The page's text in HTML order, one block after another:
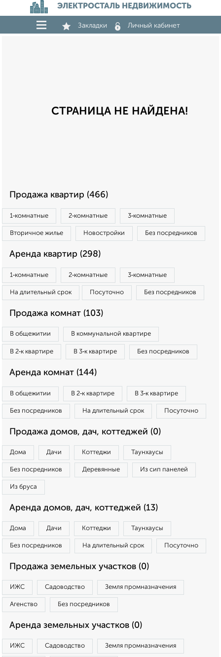
ЭЛЕКТРОСТАЛЬ НЕДВИЖИМОСТЬ
Закладки Личный кабинет
СТРАНИЦА НЕ НАЙДЕНА!
Продажа квартир (466)
1‑комнатные 2‑комнатные 3‑комнатные
Вторичное жилье Новостройки Без посредников
Аренда квартир (298)
1‑комнатные 2‑комнатные 3‑комнатные
На длительный срок Посуточно Без посредников
Продажа комнат (103)
В общежитии В коммунальной квартире
В 2‑к квартире В 3‑к квартире Без посредников
Аренда комнат (144)
В общежитии В 2‑к квартире В 3‑к квартире
Без посредников На длительный срок Посуточно
Продажа домов, дач, коттеджей (0)
Дома Дачи Коттеджи Таунхаусы
Без посредников Деревянные Из сип панелей
Из бруса
Аренда домов, дач, коттеджей (13)
Дома Дачи Коттеджи Таунхаусы
Без посредников На длительный срок Посуточно
Продажа земельных участков (0)
ИЖС Садоводство Земля промназначения
Агенство Без посредников
Аренда земельных участков (0)
ИЖС Садоводство Земля промназначения